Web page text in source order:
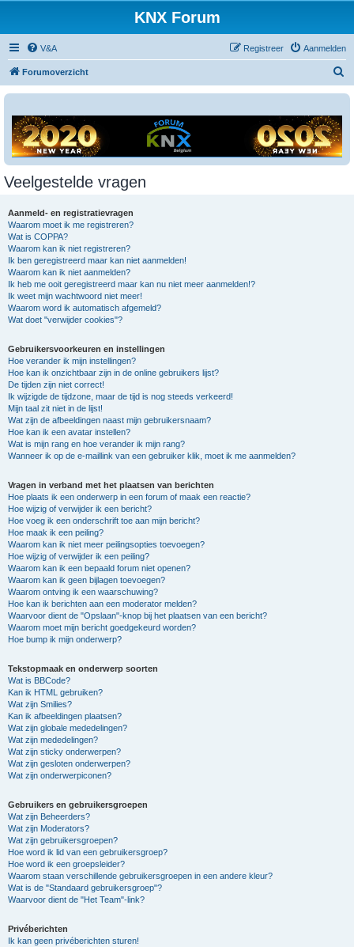
KNX Forum
V&A Aanmelden
Registreer
Forumoverzicht
Veelgestelde vragen
Aanmeld- en registratievragen
Waarom moet ik me registreren?
Wat is COPPA?
Waarom kan ik niet registreren?
Ik ben geregistreerd maar kan niet aanmelden!
Waarom kan ik niet aanmelden?
Ik heb me ooit geregistreerd maar kan nu niet meer aanmelden!?
Ik weet mijn wachtwoord niet meer!
Waarom word ik automatisch afgemeld?
Wat doet "verwijder cookies"?
Gebruikersvoorkeuren en instellingen
Hoe verander ik mijn instellingen?
Hoe kan ik onzichtbaar zijn in de online gebruikers lijst?
De tijden zijn niet correct!
Ik wijzigde de tijdzone, maar de tijd is nog steeds verkeerd!
Mijn taal zit niet in de lijst!
Wat zijn de afbeeldingen naast mijn gebruikersnaam?
Hoe kan ik een avatar instellen?
Wat is mijn rang en hoe verander ik mijn rang?
Wanneer ik op de e-maillink van een gebruiker klik, moet ik me aanmelden?
Vragen in verband met het plaatsen van berichten
Hoe plaats ik een onderwerp in een forum of maak een reactie?
Hoe wijzig of verwijder ik een bericht?
Hoe voeg ik een onderschrift toe aan mijn bericht?
Hoe maak ik een peiling?
Waarom kan ik niet meer peilingsopties toevoegen?
Hoe wijzig of verwijder ik een peiling?
Waarom kan ik een bepaald forum niet openen?
Waarom kan ik geen bijlagen toevoegen?
Waarom ontving ik een waarschuwing?
Hoe kan ik berichten aan een moderator melden?
Waarvoor dient de "Opslaan"-knop bij het plaatsen van een bericht?
Waarom moet mijn bericht goedgekeurd worden?
Hoe bump ik mijn onderwerp?
Tekstopmaak en onderwerp soorten
Wat is BBCode?
Kan ik HTML gebruiken?
Wat zijn Smilies?
Kan ik afbeeldingen plaatsen?
Wat zijn globale mededelingen?
Wat zijn mededelingen?
Wat zijn sticky onderwerpen?
Wat zijn gesloten onderwerpen?
Wat zijn onderwerpiconen?
Gebruikers en gebruikersgroepen
Wat zijn Beheerders?
Wat zijn Moderators?
Wat zijn gebruikersgroepen?
Hoe word ik lid van een gebruikersgroep?
Hoe word ik een groepsleider?
Waarom staan verschillende gebruikersgroepen in een andere kleur?
Wat is de "Standaard gebruikersgroep"?
Waarvoor dient de "Het Team"-link?
Privéberichten
Ik kan geen privéberichten sturen!